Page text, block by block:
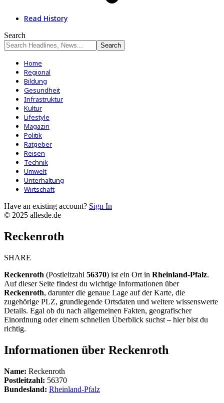
Read History
Search
Home
Regional
Bildung
Gesundheit
Infrastruktur
Kultur
Lifestyle
Magazin
Politik
Ratgeber
Reisen
Technik
Umwelt
Unterhaltung
Wirtschaft
Have an existing account? Sign In
© 2025 allesde.de
Reckenroth
SHARE
Reckenroth (Postleitzahl 56370) ist ein Ort in Rheinland-Pfalz.
Auf dieser Seite findest du wichtige Informationen über
Reckenroth, darunter die genaue Lage auf der Karte, die
zugehörige PLZ, grundlegende Ortsdaten und weitere wissenswerte
Details. Egal ob du nach allgemeinen Fakten, geografischer
Einordnung oder einem schnellen Überblick suchst – hier bist du
richtig.
Informationen über Reckenroth
Name: Reckenroth
Postleitzahl: 56370
Bundesland: Rheinland-Pfalz